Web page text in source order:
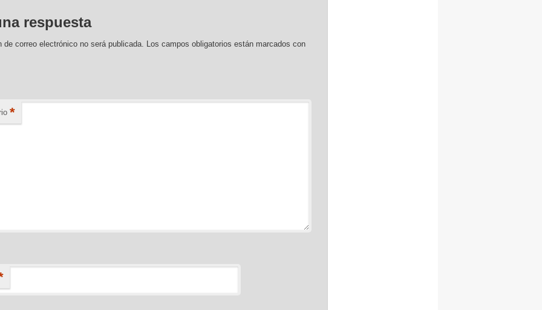
respuesta
de correo electrónico no será publicada. Los campos obligatorios están marcados con
*